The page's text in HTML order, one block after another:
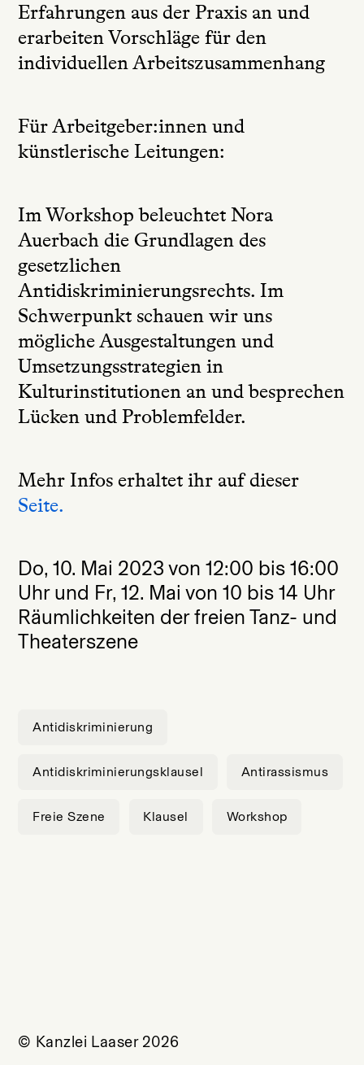
Erfahrungen aus der Praxis an und
erarbeiten Vorschläge für den
individuellen Arbeitszusammenhang
Für Arbeitgeber:innen und
künstlerische Leitungen:
Im Workshop beleuchtet Nora
Auerbach die Grundlagen des
gesetzlichen
Antidiskriminierungsrechts. Im
Schwerpunkt schauen wir uns
mögliche Ausgestaltungen und
Umsetzungsstrategien in
Kulturinstitutionen an und besprechen
Lücken und Problemfelder.
Mehr Infos erhaltet ihr auf dieser
Seite.
Do, 10. Mai 2023 von 12:00 bis 16:00
Uhr und Fr, 12. Mai von 10 bis 14 Uhr
Räumlichkeiten der freien Tanz- und
Theaterszene
Antidiskriminierung
Antidiskriminierungsklausel Antirassismus
Freie Szene Klausel Workshop
© Kanzlei Laaser 2026